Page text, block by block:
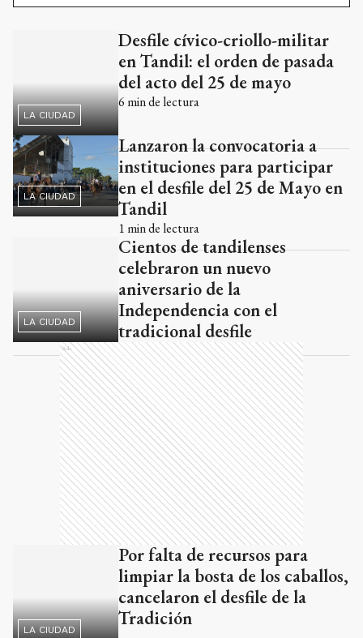
del acto del 25 de mayo
6min de lectura
LA CIUDAD
Lanzaron la convocatoria a
instituciones para participar
Tandil
1 min de lectura
Cientos de tandilenses
celebraron un nuevo
aniversario de la
Independencia con el
tradicional desfile
Por falta de recursos para
limpiar la bosta de los caballos,
cancelaron el desfile de la
Tradición
Continúan abiertas las
inscripciones para el desfile del